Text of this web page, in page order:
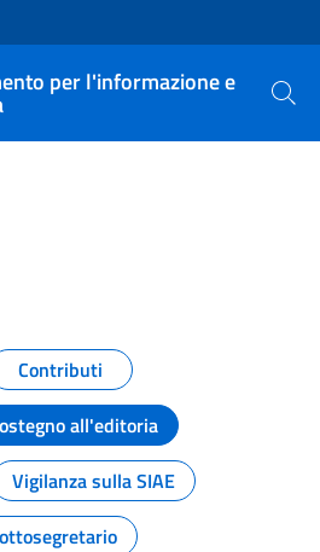
per l'informazione e
Cerca
della pagina
Contributi
all'editoria
Vigilanza sulla SIAE